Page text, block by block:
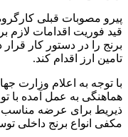
پیرو مصوبات قبلی
برنج را در دستور کار
تامین ارز اقدام کند.
با توجه به اعلام وزارت
هماهنگی به عمل آمده با
ذیریط برای عرضه مناسب
مکفی انواع برنج داخلی